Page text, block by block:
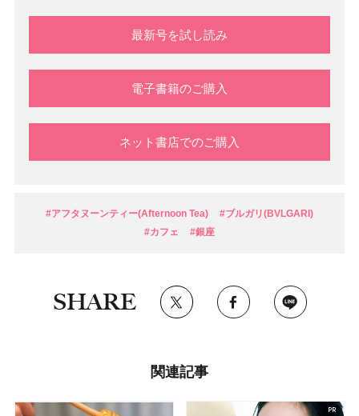
最新号を試し読み
電子書籍のご購入
ネット書店でのご購入
#アフタヌーンティー(Afternoon Tea)
#ブルガリ(BVLGARI)
#カフェ
#銀座
SHARE
関連記事